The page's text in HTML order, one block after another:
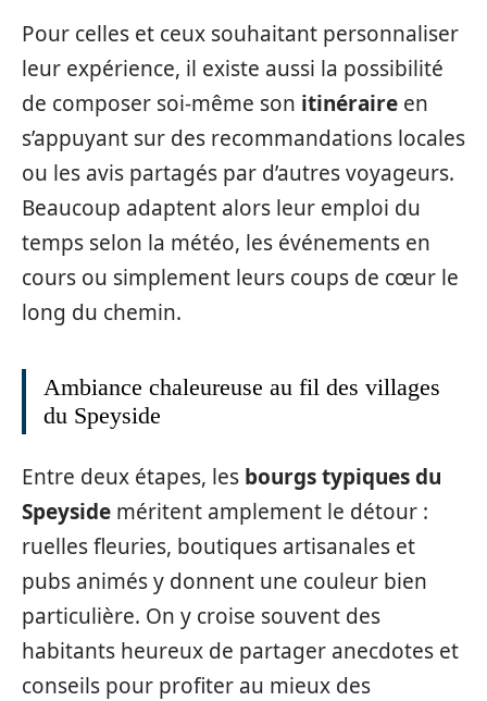
Pour celles et ceux souhaitant personnaliser
leur expérience, il existe aussi la possibilité
de composer soi-même son itinéraire en
s’appuyant sur des recommandations locales
ou les avis partagés par d’autres voyageurs.
Beaucoup adaptent alors leur emploi du
temps selon la météo, les événements en
cours ou simplement leurs coups de cœur le
long du chemin.
Ambiance chaleureuse au fil des villages
du Speyside
Entre deux étapes, les bourgs typiques du
Speyside méritent amplement le détour :
ruelles fleuries, boutiques artisanales et
pubs animés y donnent une couleur bien
particulière. On y croise souvent des
habitants heureux de partager anecdotes et
conseils pour profiter au mieux des